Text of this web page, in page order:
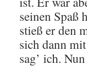
seinen Spaß
stieß er den
sich dann
sag’ ich.